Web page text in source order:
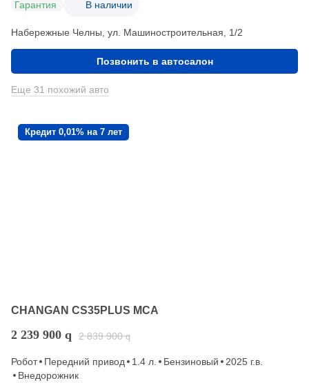
Гарантия В наличии
Набережные Челны, ул. Машиностроительная, 1/2
Позвонить в автосалон
Еще 31 похожий авто
Кредит 0,01% на 7 лет
CHANGAN CS35PLUS MCA
2 239 900 q 2 839 900 q
Робот Передний привод 1.4 л. Бензиновый
2025 г.в.
Внедорожник